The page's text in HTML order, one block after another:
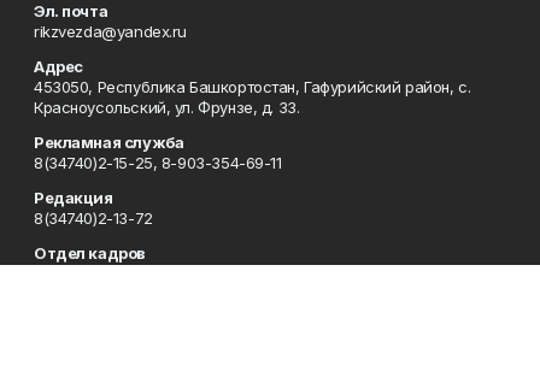
Эл. почта
rikzvezda@yandex.ru
Адрес
453050, Республика Башкортостан, Гафурийский район, с.
Красноусольский, ул. Фрунзе, д. 33.
Рекламная служба
8(34740)2-15-25, 8-903-354-69-11
Редакция
8(34740)2-13-72
Отдел кадров